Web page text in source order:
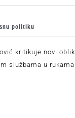
politiku
kritikuje novi oblik
službama u rukama